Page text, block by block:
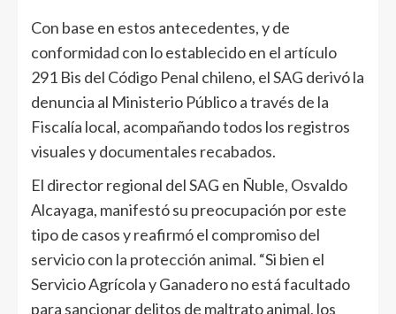
Con base en estos antecedentes, y de
conformidad con lo establecido en el artículo
291 Bis del Código Penal chileno, el SAG derivó la
denuncia al Ministerio Público a través de la
Fiscalía local, acompañando todos los registros
visuales y documentales recabados.
El director regional del SAG en Ñuble, Osvaldo
Alcayaga, manifestó su preocupación por este
tipo de casos y reafirmó el compromiso del
servicio con la protección animal. “Si bien el
Servicio Agrícola y Ganadero no está facultado
para sancionar delitos de maltrato animal, los